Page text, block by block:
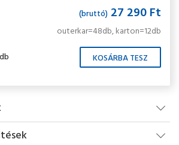
(bruttó) 27 290 Ft
outerkar=48db, karton=12db
db